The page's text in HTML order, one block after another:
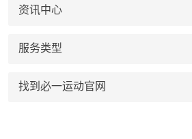
资讯中心
服务类型
找到必一运动官网